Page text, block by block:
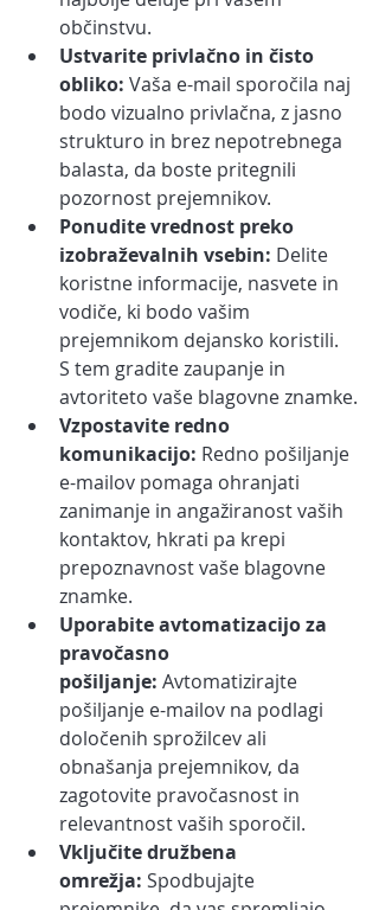
občinstvu.
Ustvarite privlačno in čisto
obliko: Vaša e-mail sporočila naj
bodo vizualno privlačna, z jasno
strukturo in brez nepotrebnega
balasta, da boste pritegnili
pozornost prejemnikov.
Ponudite vrednost preko
izobraževalnih vsebin: Delite
koristne informacije, nasvete in
vodiče, ki bodo vašim
prejemnikom dejansko koristili.
S tem gradite zaupanje in
avtoriteto vaše blagovne znamke.
Vzpostavite redno
komunikacijo: Redno pošiljanje
e-mailov pomaga ohranjati
zanimanje in angažiranost vaših
kontaktov, hkrati pa krepi
prepoznavnost vaše blagovne
znamke.
Uporabite avtomatizacijo za
pravočasno
pošiljanje: Avtomatizirajte
pošiljanje e-mailov na podlagi
določenih sprožilcev ali
obnašanja prejemnikov, da
zagotovite pravočasnost in
relevantnost vaših sporočil.
Vključite družbena
omrežja: Spodbujajte